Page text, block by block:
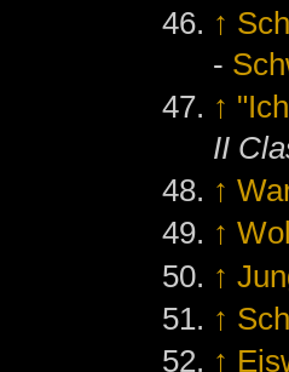
↑
-
↑
II
↑
↑
↑
↑
↑